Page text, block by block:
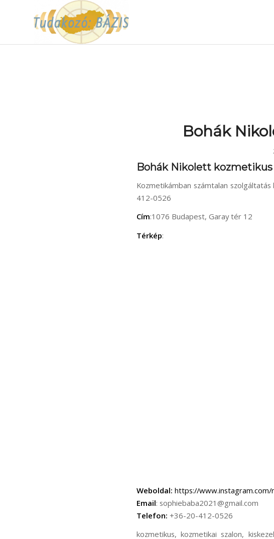
Bohák
Bohák Nikolett kozmetikus
Kozmetikámban számtalan
412-0526
Cím:1076 Budapest, Garay tér 12
Térkép:
Weboldal: https://www.instagram.com/
Email: sophiebaba2021@gmail.com
Telefon: +36-20-412-0526
kozmetikus, kozmetikai szalon, kiskezelés, nagykezelés, nagykezelés extra, tematikus kezelés, hidratáló kezelés, halványító kezelés, ultimate face lift kezelés, rádiófrekvenciás kezelés, bőrhámlasztások, arcmasszázs, egyéb kezelések kozmetika, szőrtelenítés, arctisztítás, ultrahangos arckezelés, hidroabráziós arckezelés, tini arckezelés, arcmasszázs, arc-nyak-dekoltázs masszázs, arckezelés, arcfiatalítás, mélyhámlasztó kezelés, arctisztitás, arcmasszázs, szempillafestés, esztétikai kozmetikai kezelés, pattanásos bőrkezelés, szempillafestés, szemöldök festés, szempilla lifting, szempilla lifting tartós festéssel, szemöldök laminálás, szemöldök gyanta, szemöldök formázás, szemöldök formájának kialakítása gyantával, szemöldök formájának kialakítása csipesszel, szemöldök csipesszel, arc gyanta, pajesz gyanta, áll gyanta, teljes intim gyanta, extra hosszú szőr gyantázása, fenék felület gyanta, fenékrész teljes felülete, alsó lábszár gyanta, láb alsó része térdig, comb gyanta, comb 1/2 gyanta, teljes láb gyanta, combtőtől lábfejig gyanta, szemöldök gyanta, bajusz gyanta, láb térdig, comb gyanta, láb gyanta végig bikini nélkül, hónalj, bikini gyanta, fél fazon, intimgyanta, kargyanta könyékig, kargyanta végig, arc cukorgyanta, normál gyanta, esküvői smink, alkalmi smink, nappali smink, próba smink, kozmetikus Erzsébetváros, kozmetikai szalon Erzsébetváros, kiskezelés Erzsébetváros, nagykezelés Erzsébetváros, nagykezelés extra Erzsébetváros, tematikus kezelés Erzsébetváros, hidratáló kezelés Erzsébetváros, halványító kezelés Erzsébetváros, ultimate face lift kezelés Erzsébetváros, rádiófrekvenciás kezelés Erzsébetváros, bőrhámlasztások Erzsébetváros, arcmasszázs Erzsébetváros, egyéb kezelések kozmetika Erzsébetváros, szőrtelenítés Erzsébetváros, arctisztítás Erzsébetváros, ultrahangos arckezelés Erzsébetváros, hidroabráziós arckezelés Erzsébetváros, tini arckezelés Erzsébetváros, arcmasszázs Erzsébetváros, arc-nyak-dekoltázs masszázs Erzsébetváros, arckezelés Erzsébetváros, arcfiatalítás Erzsébetváros, mélyhámlasztó kezelés Erzsébetváros, arctisztitás Erzsébetváros, arcmasszázs Erzsébetváros, szempillafestés Erzsébetváros, esztétikai kozmetikai kezelés Erzsébetváros, pattanásos bőrkezelés Erzsébetváros, szempillafestés Erzsébetváros, szemöldök festés Erzsébetváros, szempilla lifting Erzsébetváros, szempilla lifting tartós festéssel Erzsébetváros, szemöldök laminálás Erzsébetváros, szemöldök gyanta Erzsébetváros, szemöldök formázás Erzsébetváros, szemöldök formájának kialakítása gyantával Erzsébetváros, szemöldök formájának kialakítása csipesszel Erzsébetváros, szemöldök csipesszel Erzsébetváros, arc gyanta Erzsébetváros, pajesz gyanta Erzsébetváros, áll gyanta Erzsébetváros, teljes intim gyanta Erzsébetváros, extra hosszú szőr gyantázása Erzsébetváros, fenék felület gyanta Erzsébetváros, fenékrész teljes felülete Erzsébetváros, alsó lábszár gyanta Erzsébetváros, láb alsó része térdig Erzsébetváros, comb gyanta Erzsébetváros, comb 1/2 gyanta Erzsébetváros, teljes láb gyanta Erzsébetváros, combtőtől lábfejig gyanta Erzsébetváros, szemöldök gyanta Erzsébetváros, bajusz gyanta Erzsébetváros, láb térdig Erzsébetváros, comb gyanta Erzsébetváros, láb gyanta végig bikini nélkül Erzsébetváros, hónalj Erzsébetváros, bikini gyanta Erzsébetváros, fél